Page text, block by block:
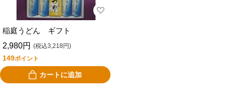
稲庭うどん ギフト
2,980円 (税込3,218円)
149ポイント
カートに追加